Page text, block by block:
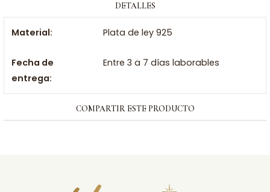
DETALLES
Material: Plata de ley 925
Fecha de
entrega:
Entre 3 a 7 días laborables
COMPARTIR ESTE PRODUCTO